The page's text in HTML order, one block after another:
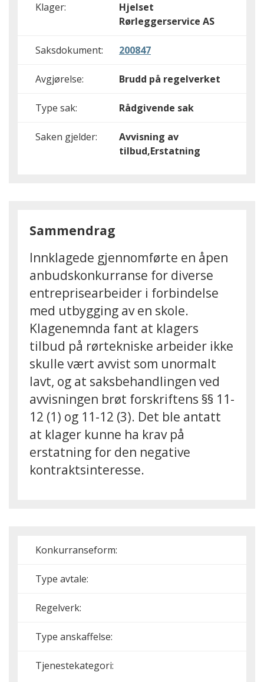
Klager:
Hjelset
Rørleggerservice AS
Saksdokument: 200847
Avgjørelse: Brudd på regelverket
Type sak: Rådgivende sak
Saken gjelder:
Avvisning av
tilbud,Erstatning
Sammendrag
Innklagede gjennomførte en åpen
anbudskonkurranse for diverse
entreprisearbeider i forbindelse
med utbygging av en skole.
Klagenemnda fant at klagers
tilbud på rørtekniske arbeider ikke
skulle vært avvist som unormalt
lavt, og at saksbehandlingen ved
avvisningen brøt forskriftens §§ 11-
12 (1) og 11-12 (3). Det ble antatt
at klager kunne ha krav på
erstatning for den negative
kontraktsinteresse.
Konkurranseform:
Type avtale:
Regelverk:
Type anskaffelse:
Tjenestekategori: